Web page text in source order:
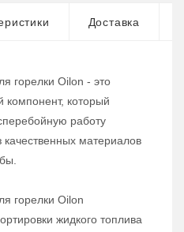
Доставка
горелки Oilon - это
который
работу
качественных материалов
горелки Oilon
жидкого топлива